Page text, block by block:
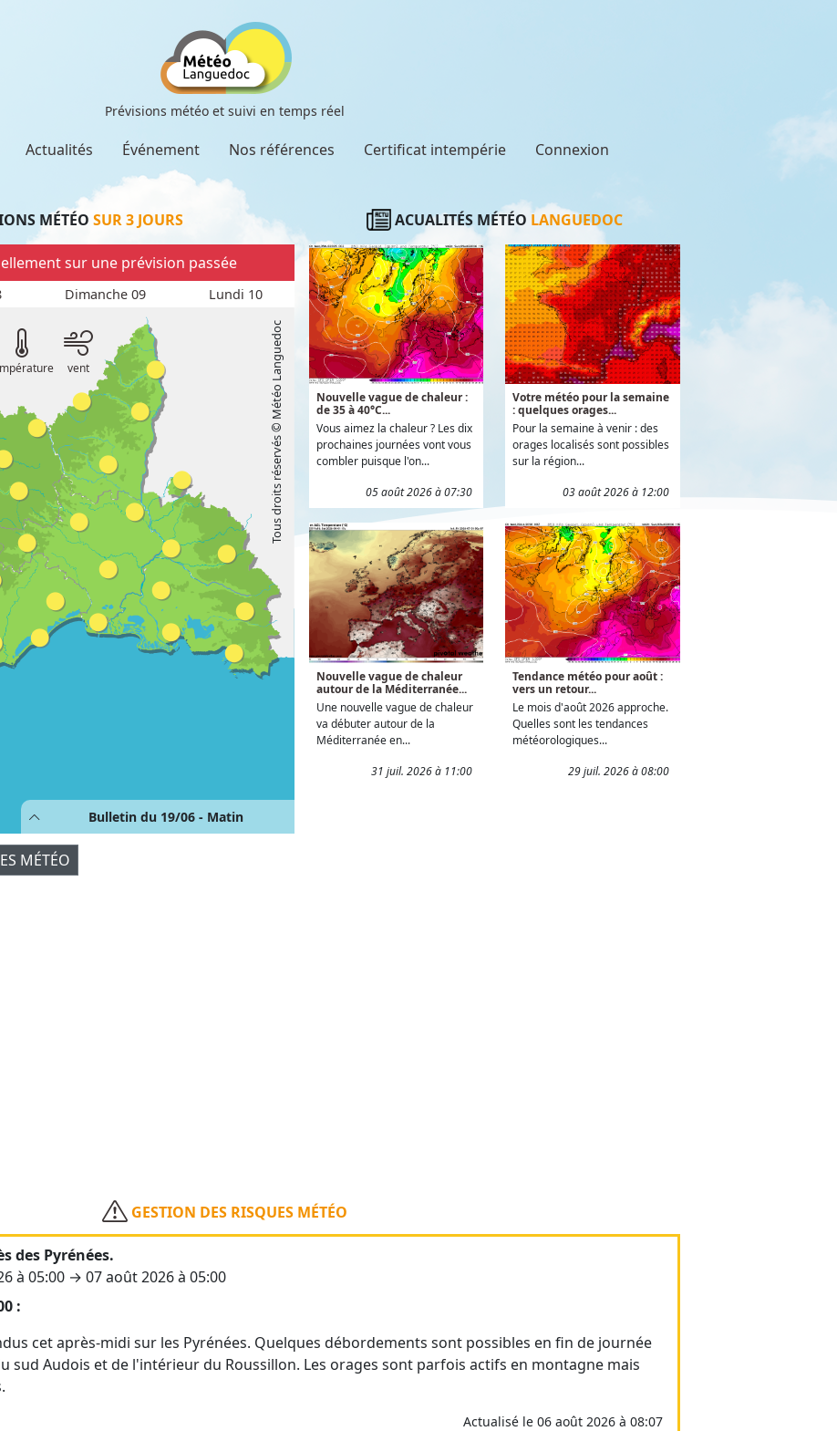
Prévisions météo et suivi en temps réel
Actualités Événement Nos références Certificat intempérie Connexion
MÉTÉO SUR 3 JOURS
sur une prévision passée
Dimanche 09 Lundi 10
vent Tous droits réservés © Météo Languedoc
Bulletin du 19/06 - Matin
MÉTÉO
ACUALITÉS MÉTÉO LANGUEDOC
Nouvelle vague de chaleur :
de 35 à 40°C...
Vous aimez la chaleur ? Les dix
prochaines journées vont vous
combler puisque l'on...
05 août 2026 à 07:30
Votre météo pour la semaine
: quelques orages...
Pour la semaine à venir : des
orages localisés sont possibles
sur la région...
03 août 2026 à 12:00
Nouvelle vague de chaleur
autour de la Méditerranée...
Une nouvelle vague de chaleur
va débuter autour de la
Méditerranée en...
31 juil. 2026 à 11:00
Tendance météo pour août :
vers un retour...
Le mois d'août 2026 approche.
Quelles sont les tendances
météorologiques...
29 juil. 2026 à 08:00
GESTION DES RISQUES MÉTÉO
des Pyrénées.
à 05:00 → 07 août 2026 à 05:00
:
cet après-midi sur les Pyrénées. Quelques débordements sont possibles en fin de journée
sud Audois et de l'intérieur du Roussillon. Les orages sont parfois actifs en montagne mais
Actualisé le 06 août 2026 à 08:07